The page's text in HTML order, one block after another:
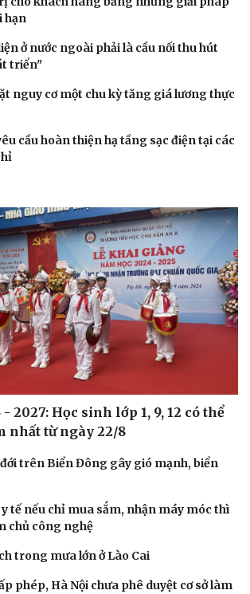
hạn
ở nước ngoài phải là cầu nối thu hút
triển"
nguy cơ một chu kỳ tăng giá lương thực
cầu hoàn thiện hạ tầng sạc điện tại các
2027: Học sinh lớp 1, 9, 12 có thể
nhất từ ngày 22/8
trên Biển Đông gây gió mạnh, biển
tế nếu chỉ mua sắm, nhận máy móc thì
chủ công nghệ
trong mưa lớn ở Lào Cai
phép, Hà Nội chưa phê duyệt cơ sở làm